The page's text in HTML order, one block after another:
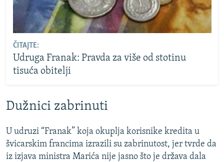
ČITAJTE:
Udruga Franak: Pravda za više od stotinu
tisuća obitelji
Dužnici zabrinuti
U udruzi “Franak” koja okuplja korisnike kredita u
švicarskim francima izrazili su zabrinutost, jer tvrde da
iz izjava ministra Marića nije jasno što je država dala